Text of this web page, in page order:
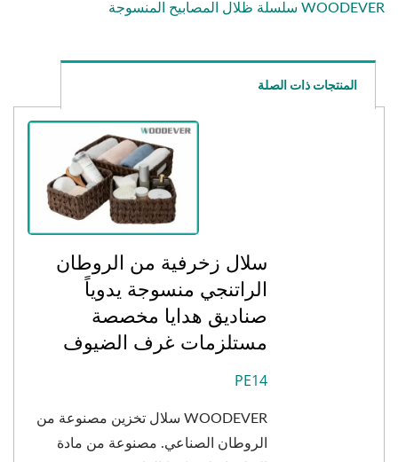
WOODEVER سلسلة ظلال المصابيح المنسوجة
المنتجات ذات الصلة
سلال زخرفية من الروطان
الراتنجي منسوجة يدوياً
صناديق هدايا مخصصة
مستلزمات غرف الضيوف
PE14
WOODEVER سلال تخزين مصنوعة من
الروطان الصناعي. مصنوعة من مادة